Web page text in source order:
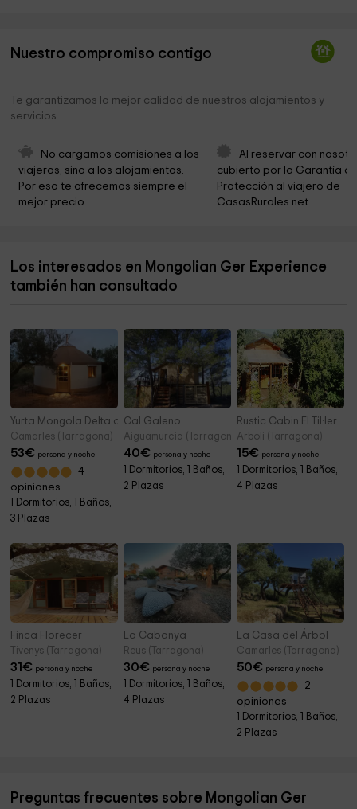
PARC BON REPÒS 6,5 km
Estany Tort
Cala Cementerio
Cementerio municipal
Ayuntamiento Del Perelló 6,8 km
Parròquia 6,8 km
Nuestro compromiso contigo
Te garantizamos la mejor calidad de nuestros alojamientos y
servicios
No cargamos comisiones a los
viajeros, sino a los alojamientos.
Por eso te ofrecemos siempre el
mejor precio.
Al reservar con
cubierto por la Garantía
Protección al viajero de
CasasRurales.net
Los interesados en Mongolian Ger Experience
también han consultado
Yurta Mongola Delta del Ebro
Camarles (Tarragona)
53€ persona y noche
4
opiniones
1 Dormitorios, 1 Baños,
3 Plazas
Cal Galeno
Aiguamurcia (Tarragona)
40€ persona y noche
1 Dormitorios, 1 Baños,
2 Plazas
Rustic Cabin El Til·ler
Arboli (Tarragona)
15€ persona y noche
1 Dormitorios, 1 Baños,
4 Plazas
Finca Florecer
Tivenys (Tarragona)
31€ persona y noche
1 Dormitorios, 1 Baños,
2 Plazas
La Cabanya
Reus (Tarragona)
30€ persona y noche
1 Dormitorios, 1 Baños,
4 Plazas
La Casa del Árbol
Camarles (Tarragona)
50€ persona y noche
2
opiniones
1 Dormitorios, 1 Baños,
2 Plazas
Preguntas frecuentes sobre Mongolian Ger